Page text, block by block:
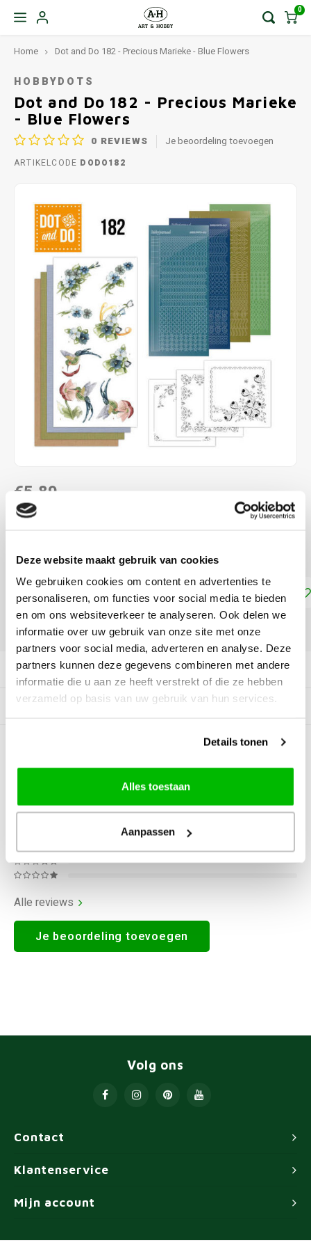
Deze website maakt gebruik van cookies
We gebruiken cookies om content en advertenties te
personaliseren, om functies voor social media te bieden
en om ons websiteverkeer te analyseren. Ook delen we
informatie over uw gebruik van onze site met onze
partners voor social media, adverteren en analyse. Deze
partners kunnen deze gegevens combineren met andere
informatie die u aan ze heeft verstrekt of die ze hebben
verzameld op basis van uw gebruik van hun services.
Details tonen
Alles toestaan
Aanpassen
0
Home Dot and Do 182 - Precious Marieke - Blue Flowers
HOBBYDOTS
Dot and Do 182 - Precious Marieke
- Blue Flowers
0 REVIEWS Je beoordeling toevoegen
ARTIKELCODE DODO182
€5,89
DIRECT LEVERBAAR
Maak 3 kaarten met Hobbydots stickers
Toevoegen aan winkelwagen
DELEN:
Productomschrijving
Gerelateerde producten
BEOORDELINGEN
Alle reviews
Je beoordeling toevoegen
Contact
Volg ons
Klantenservice
Mijn account